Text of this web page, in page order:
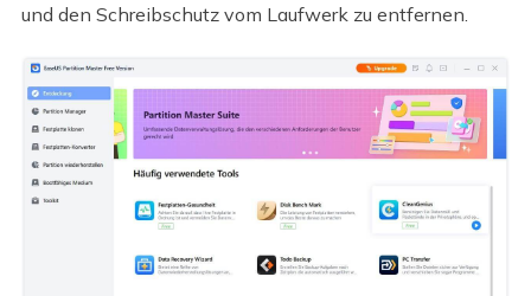
und den Schreibschutz vom Laufwerk zu entfernen.